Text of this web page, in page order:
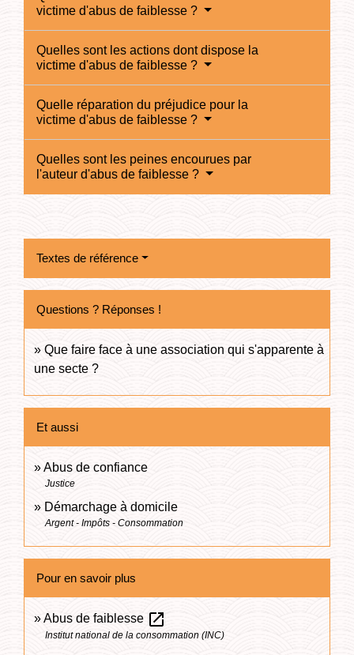
victime d'abus de faiblesse ?
Quelles sont les actions dont dispose la
victime d'abus de faiblesse ?
Quelle réparation du préjudice pour la
victime d'abus de faiblesse ?
Quelles sont les peines encourues par
l'auteur d'abus de faiblesse ?
Textes de référence
Questions ? Réponses !
Que faire face à une association qui s'apparente à
une secte ?
Et aussi
Abus de confiance
Justice
Démarchage à domicile
Argent - Impôts - Consommation
Pour en savoir plus
Abus de faiblesse open_in_new
Institut national de la consommation (INC)